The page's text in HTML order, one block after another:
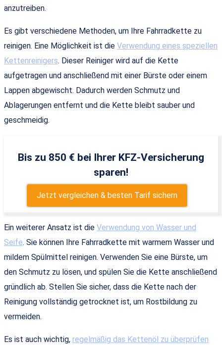
anzutreiben.
Es gibt verschiedene Methoden, um Ihre Fahrradkette zu
reinigen. Eine Möglichkeit ist die Verwendung eines speziellen
Kettenreinigers. Dieser Reiniger wird auf die Kette
aufgetragen und anschließend mit einer Bürste oder einem
Lappen abgewischt. Dadurch werden Schmutz und
Ablagerungen entfernt und die Kette bleibt sauber und
geschmeidig.
Bis zu 850 € bei Ihrer KFZ-Versicherung
sparen!
Jetzt vergleichen & besten Tarif sichern
Ein weiterer Ansatz ist die Verwendung von Wasser und
Seife. Sie können Ihre Fahrradkette mit warmem Wasser und
mildem Spülmittel reinigen. Verwenden Sie eine Bürste, um
den Schmutz zu lösen, und spülen Sie die Kette anschließend
gründlich ab. Stellen Sie sicher, dass die Kette nach der
Reinigung vollständig getrocknet ist, um Rostbildung zu
vermeiden.
Es ist auch wichtig, regelmäßig das Kettenöl zu überprüfen